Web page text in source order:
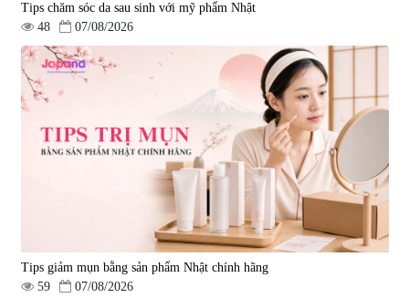
Tips chăm sóc da sau sinh với mỹ phẩm Nhật
48
07/08/2026
Tips giảm mụn bằng sản phẩm Nhật chính hãng
59
07/08/2026